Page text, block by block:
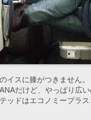
イスに膝がつきません。
だけど、やっぱり広
テッドはエコノミープラ